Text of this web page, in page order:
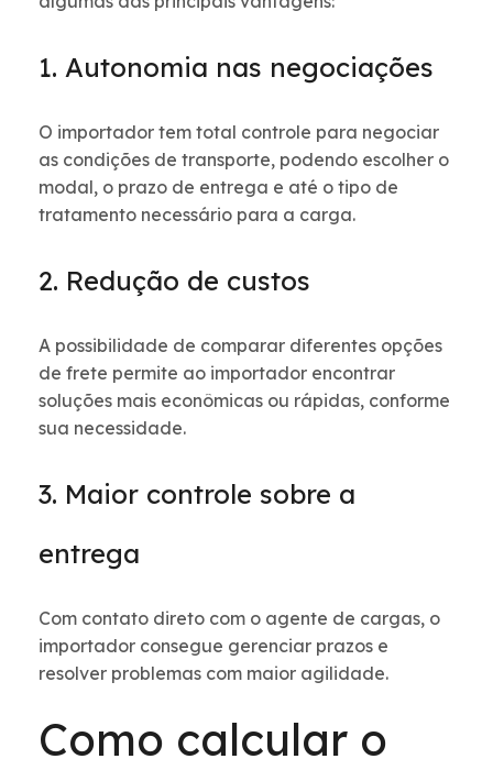
1. Autonomia nas negociações
O importador tem total controle para negociar
as condições de transporte, podendo escolher o
modal, o prazo de entrega e até o tipo de
tratamento necessário para a carga.
2. Redução de custos
A possibilidade de comparar diferentes opções
de frete permite ao importador encontrar
soluções mais econômicas ou rápidas, conforme
sua necessidade.
3. Maior controle sobre a
entrega
Com contato direto com o agente de cargas, o
importador consegue gerenciar prazos e
resolver problemas com maior agilidade.
Como calcular o